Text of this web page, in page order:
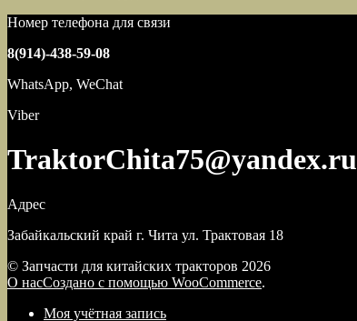
Номер телефона для связи
8(914)-438-59-08
WhatsApp, WeChat
Viber
TraktorChita75@yandex.ru
Адрес
Забайкальский край г. Чита ул. Трактовая 18
© Запчасти для китайских тракторов 2026
О насСоздано с помощью WooCommerce.
Моя учётная запись